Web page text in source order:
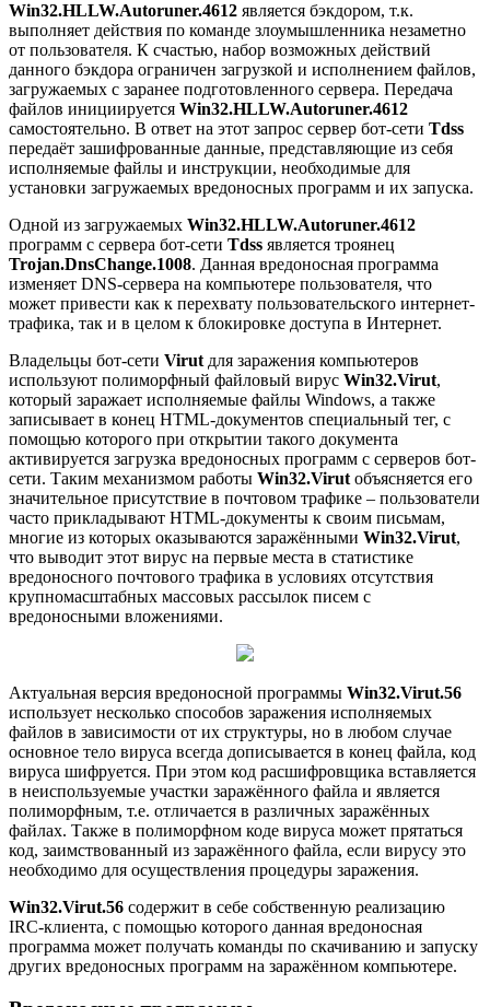
Win32.HLLW.Autoruner.4612 является бэкдором, т.к.
выполняет действия по команде злоумышленника незаметно
от пользователя. К счастью, набор возможных действий
данного бэкдора ограничен загрузкой и исполнением файлов,
загружаемых с заранее подготовленного сервера. Передача
файлов инициируется Win32.HLLW.Autoruner.4612
самостоятельно. В ответ на этот запрос сервер бот-сети Tdss
передаёт зашифрованные данные, представляющие из себя
исполняемые файлы и инструкции, необходимые для
установки загружаемых вредоносных программ и их запуска.
Одной из загружаемых Win32.HLLW.Autoruner.4612
программ с сервера бот-сети Tdss является троянец
Trojan.DnsChange.1008. Данная вредоносная программа
изменяет DNS-сервера на компьютере пользователя, что
может привести как к перехвату пользовательского интернет-
трафика, так и в целом к блокировке доступа в Интернет.
Владельцы бот-сети Virut для заражения компьютеров
используют полиморфный файловый вирус Win32.Virut,
который заражает исполняемые файлы Windows, а также
записывает в конец HTML-документов специальный тег, с
помощью которого при открытии такого документа
активируется загрузка вредоносных программ с серверов бот-
сети. Таким механизмом работы Win32.Virut объясняется его
значительное присутствие в почтовом трафике – пользователи
часто прикладывают HTML-документы к своим письмам,
многие из которых оказываются заражёнными Win32.Virut,
что выводит этот вирус на первые места в статистике
вредоносного почтового трафика в условиях отсутствия
крупномасштабных массовых рассылок писем с
вредоносными вложениями.
Актуальная версия вредоносной программы Win32.Virut.56
использует несколько способов заражения исполняемых
файлов в зависимости от их структуры, но в любом случае
основное тело вируса всегда дописывается в конец файла, код
вируса шифруется. При этом код расшифровщика вставляется
в неиспользуемые участки заражённого файла и является
полиморфным, т.е. отличается в различных заражённых
файлах. Также в полиморфном коде вируса может прятаться
код, заимствованный из заражённого файла, если вирусу это
необходимо для осуществления процедуры заражения.
Win32.Virut.56 содержит в себе собственную реализацию
IRC-клиента, с помощью которого данная вредоносная
программа может получать команды по скачиванию и запуску
других вредоносных программ на заражённом компьютере.